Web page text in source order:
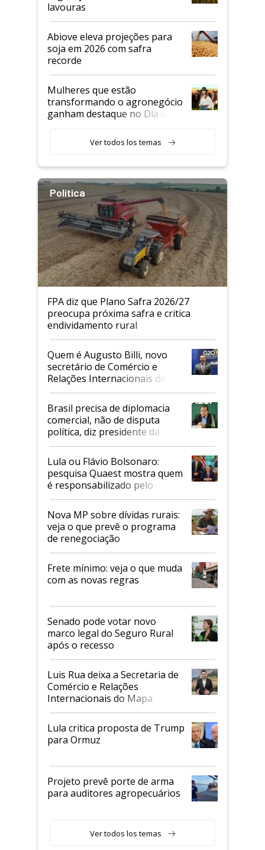
lavouras
Abiove eleva projeções para
soja em 2026 com safra
recorde
Mulheres que estão
transformando o agronegócio
ganham destaque no Dia do
Ver todos los temas
Política
FPA diz que Plano Safra 2026/27
preocupa próxima safra e critica
endividamento rural
Quem é Augusto Billi, novo
secretário de Comércio e
Relações Internacionais do
Mapa
Brasil precisa de diplomacia
comercial, não de disputa
política, diz presidente da
Faesp
Lula ou Flávio Bolsonaro:
pesquisa Quaest mostra quem
é responsabilizado pelo
tarifaço dos EUA
Nova MP sobre dívidas rurais:
veja o que prevê o programa
de renegociação
Frete mínimo: veja o que muda
com as novas regras
Senado pode votar novo
marco legal do Seguro Rural
após o recesso
Luis Rua deixa a Secretaria de
Comércio e Relações
Internacionais do Mapa
Lula critica proposta de Trump
para Ormuz
Projeto prevê porte de arma
para auditores agropecuários
Ver todos los temas